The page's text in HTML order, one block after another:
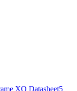
XQ Datasheet5